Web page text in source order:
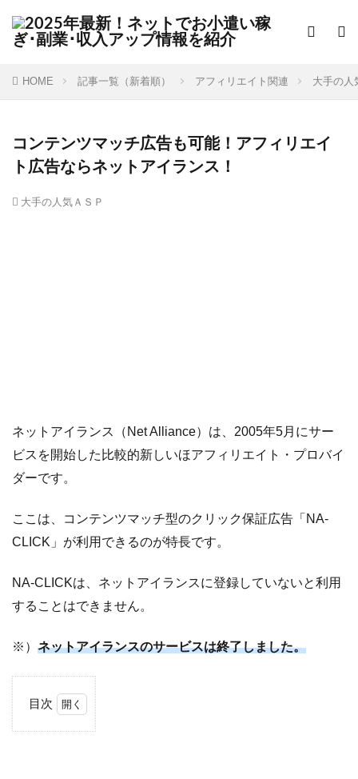
HOME 記事一覧（新着順） アフィリエイト関連 大手の人
コンテンツマッチ広告も可能！アフィリエイ
ト広告ならネットアイランス！
大手の人気ＡＳＰ
ネットアイランス（Net Alliance）は、2005年5月にサー
ビスを開始した比較的新しいほアフィリエイト・プロバイ
ダーです。
ここは、コンテンツマッチ型のクリック保証広告「NA-
CLICK」が利用できるのが特長です。
NA-CLICKは、ネットアイランスに登録していないと利用
することはできません。
※） ネットアイランスのサービスは終了しました。
目次